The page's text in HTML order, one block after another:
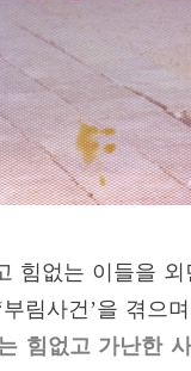
힘없는 이들을
림사건’을 겪으며
힘없고 가난한